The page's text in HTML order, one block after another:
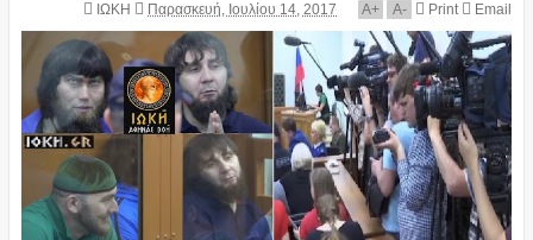
ΙΩΚΗ Παρασκευή, Ιουλίου 14, 2017 A+ A- Print Email